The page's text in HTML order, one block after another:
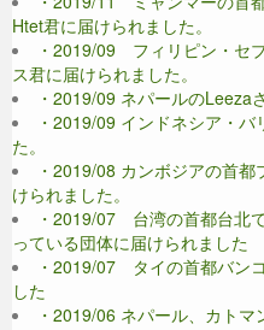
Htet君に届けられました。
・2019/09 フィリピン・セ
ス君に届けられました。
・2019/09 ネパールのLeeza
・2019/09 インドネシア・
た。
・2019/08 カンボジアの首
けられました。
・2019/07 台湾の首都台北
っている団体に届けられました
・2019/07 タイの首都バン
した
・2019/06 ネパール、カト